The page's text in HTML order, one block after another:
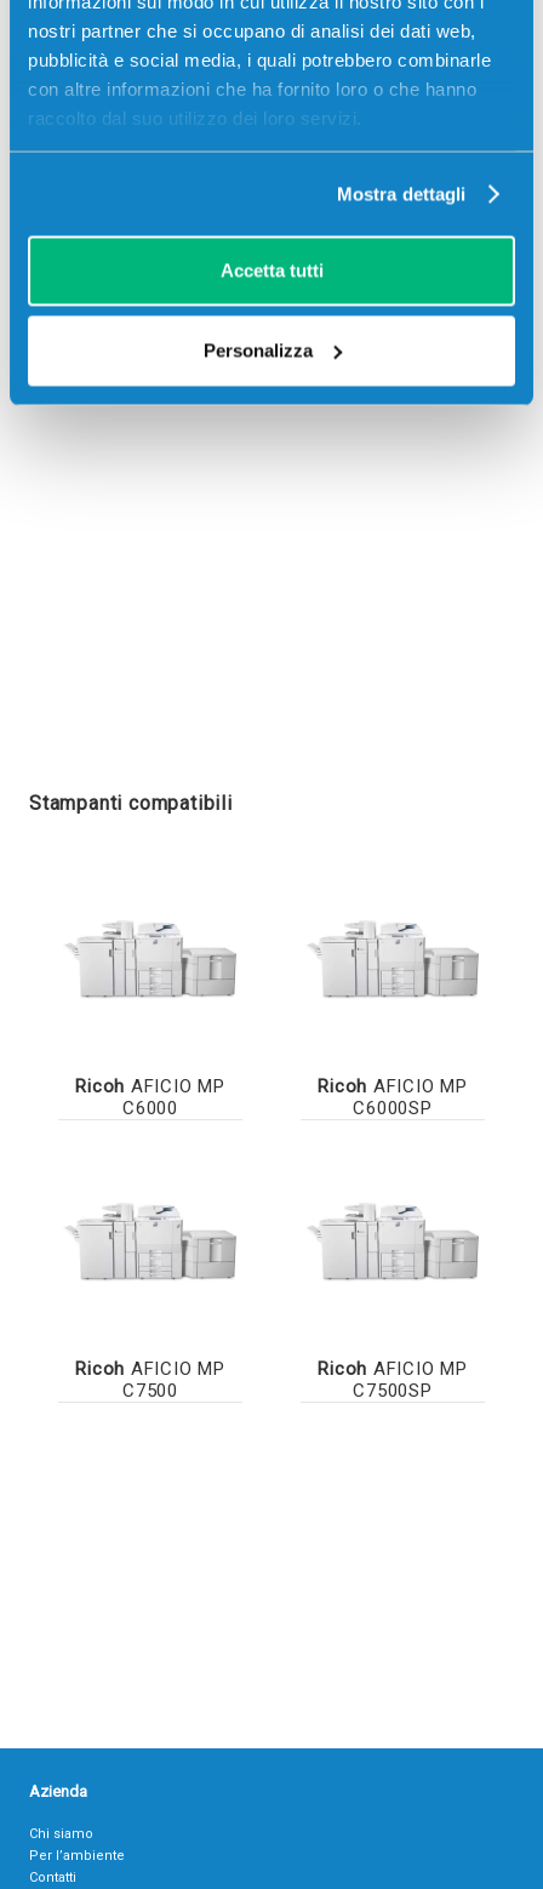
nostri partner che si occupano di analisi dei dati web,
pubblicità e social media, i quali potrebbero combinarle
con altre informazioni che ha fornito loro o che hanno
raccolto dal suo utilizzo dei loro servizi.
Mostra dettagli
Accetta tutti
Personalizza
Descrizione
Toner compatibile Ricoh 842072 CIANO 21600
pagine per Stampanti: Ricoh AFICIO MP C6000,
Recensioni
Stampanti compatibili
Ricoh AFICIO MP
C6000
Ricoh AFICIO MP
C6000SP
Ricoh AFICIO MP
C7500
Ricoh AFICIO MP
C7500SP
Azienda
Chi siamo
Per l’ambiente
Contatti